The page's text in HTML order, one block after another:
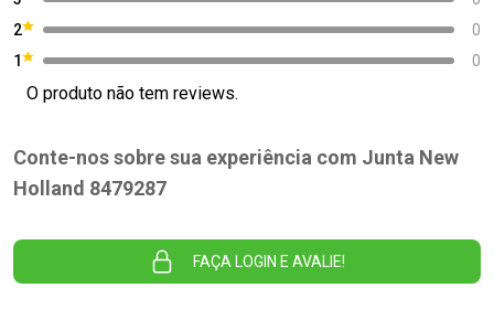
2
0
1
0
O produto não tem reviews.
Conte-nos sobre sua experiência com Junta New
Holland 8479287
FAÇA LOGIN E AVALIE!